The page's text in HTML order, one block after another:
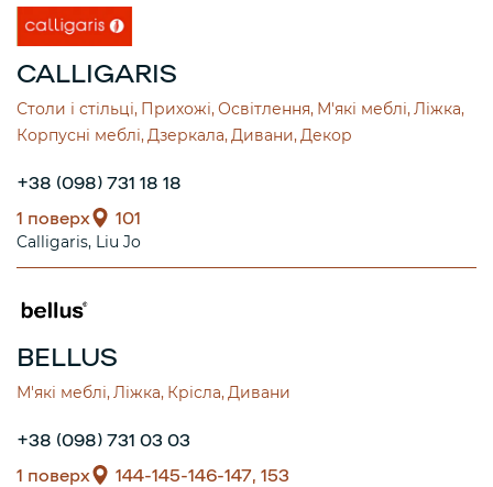
CALLIGARIS
Столи і стільці Прихожі Освітлення М'які меблі Ліжка
Корпусні меблі Дзеркала Дивани Декор
+38 (098) 731 18 18
1 поверх
101
Calligaris Liu Jo
BELLUS
М'які меблі Ліжка Крісла Дивани
+38 (098) 731 03 03
1 поверх
144-145-146-147, 153